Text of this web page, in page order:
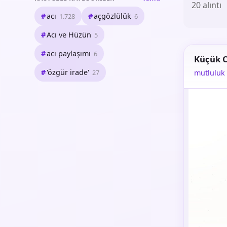
acı 1.728 açgözlülük 6
Acı ve Hüzün 5
acı paylaşımı 6
'özgür irade' 27
20 alıntı
Küçük
mutluluk